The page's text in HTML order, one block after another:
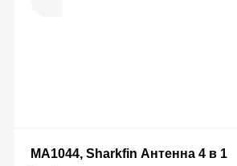
MA1044, Sharkfin Антенна 4 в 1